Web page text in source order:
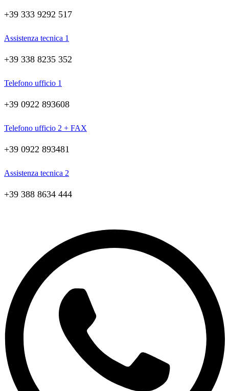
+39 333 9292 517
Assistenza tecnica 1
+39 338 8235 352
Telefono ufficio 1
+39 0922 893608
Telefono ufficio 2 + FAX
+39 0922 893481
Assistenza tecnica 2
+39 388 8634 444